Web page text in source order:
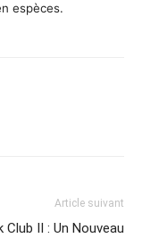
espèces.
Article suivant
Club II : Un Nouveau